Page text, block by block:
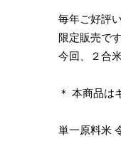
毎年ご好評
限定販売です
今回、２合
＊ 本商品は
単一原料米